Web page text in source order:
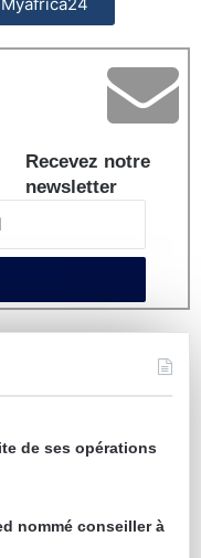
Recevez notre
newsletter
de ses opérations
nommé conseiller à